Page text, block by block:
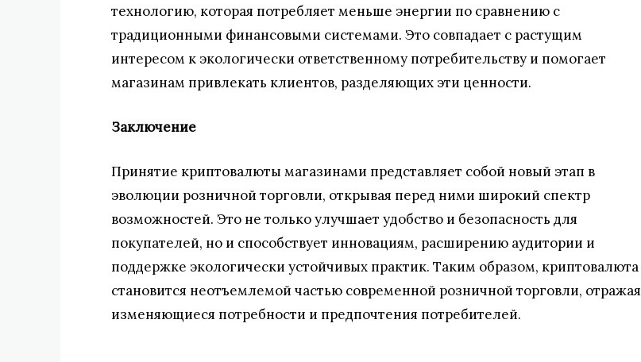
технологию, которая потребляет меньше энергии по сравнению с
традиционными финансовыми системами. Это совпадает с растущим
интересом к экологически ответственному потребительству и помогает
магазинам привлекать клиентов, разделяющих эти ценности.
Заключение
Принятие криптовалюты магазинами представляет собой новый этап в
эволюции розничной торговли, открывая перед ними широкий спектр
возможностей. Это не только улучшает удобство и безопасность для
покупателей, но и способствует инновациям, расширению аудитории и
поддержке экологически устойчивых практик. Таким образом, криптовалюта
становится неотъемлемой частью современной розничной торговли, отражая
изменяющиеся потребности и предпочтения потребителей.